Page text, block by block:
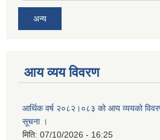
अन्य
आय व्यय विवरण
आर्थिक वर्ष २०८२।०८३ को आय व्ययको
सूचना ।
मिति: 07/10/2026 - 16:25